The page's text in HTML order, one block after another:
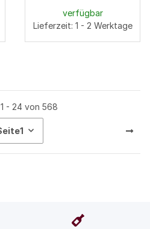
verfügbar
Lieferzeit: 1 - 2 Werktage
- 24 von 568
1